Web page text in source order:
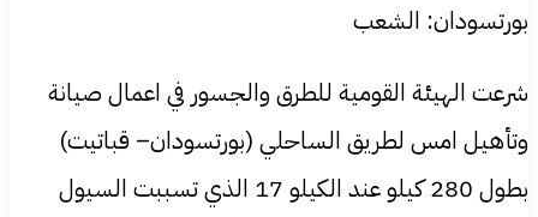
بورتسودان: الشعب
شرعت الهيئة القومية للطرق والجسور في اعمال صيانة
وتأهيل امس لطريق الساحلي (بورتسودان– قباتيت)
بطول 280 كيلو عند الكيلو 17 الذي تسببت السيول